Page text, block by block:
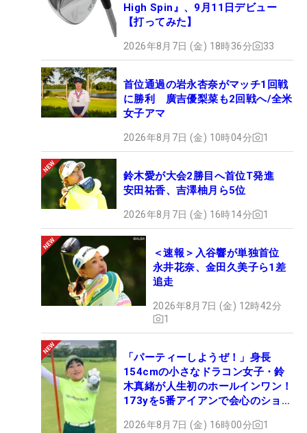
High Spin』、9月11日デビュー
【打ってみた】
2026年8月7日 (金) 18時36分 33
首位通過の岩永杏奈がマッチ1回戦
に勝利 廣吉優梨菜も2回戦へ/全米
女子アマ
2026年8月7日 (金) 10時04分 1
鈴木愛が大会2勝目へ首位T発進
安田祐香、吉澤柚月ら5位
2026年8月7日 (金) 16時14分 1
＜速報＞入谷響が単独首位
永井花奈、金田久美子ら1差
追走
2026年8月7日 (金) 12時42分
1
「パーティーしようぜ！」身長
154cmの小さなドラコン女子・鈴
木真緒が人生初のホールインワン！
173yを5番アイアンで会心のショッ
2026年8月7日 (金) 16時00分 1